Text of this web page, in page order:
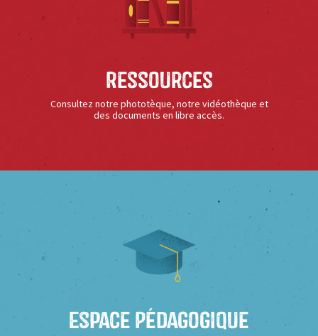
Ressources
Consultez notre phototèque, notre vidéothèque et
des documents en libre accès.
Espace Pédagogique